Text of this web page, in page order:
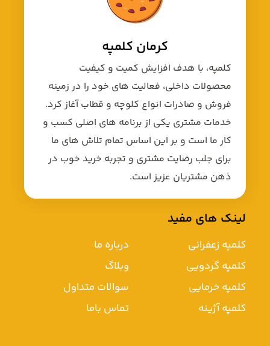
لینک های مفید
کلمپه زعفرانی
کلمپه گردویی
کلمپه خرمایی
کلمپه آژینه
درباره ما
وبلاگ
سوالات متداول
تماس باما
کرمان کلمپه
کلمپه، با هدف افزایش کمیت و کیفیت
محصولات داخلی، فعالیت های خود را در زمینه
فروش و صادرات انواع کلوچه و قطاب آغاز کرد.
خدمات مشتری یکی از برنامه های اصلی کسب و
کار ما است و بر این اساس تمام تلاش های ما
برای جلب رضایت مشتری و تجربه خرید خوب در
ذهن مشتریان عزیز است.